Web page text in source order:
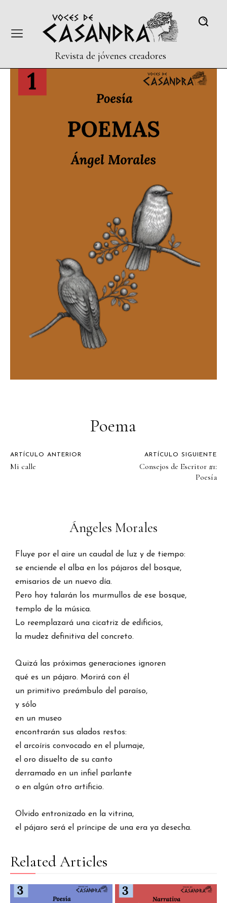
Revista de jóvenes creadores
Poema
ARTÍCULO ANTERIOR
Mi calle
ARTÍCULO SIGUIENTE
Consejos de Escritor #1:
Poesía
Ángeles Morales
Fluye por el aire un caudal de luz y de tiempo:
se enciende el alba en los pájaros del bosque,
emisarios de un nuevo día.
Pero hoy talarán los murmullos de ese bosque,
templo de la música.
Lo reemplazará una cicatriz de edificios,
la mudez definitiva del concreto.
Quizá las próximas generaciones ignoren
qué es un pájaro. Morirá con él
un primitivo preámbulo del paraíso,
y sólo
en un museo
encontrarán sus alados restos:
el arcoíris convocado en el plumaje,
el oro disuelto de su canto
derramado en un infiel parlante
o en algún otro artificio.
Olvido entronizado en la vitrina,
el pájaro será el príncipe de una era ya desecha.
Related Articles